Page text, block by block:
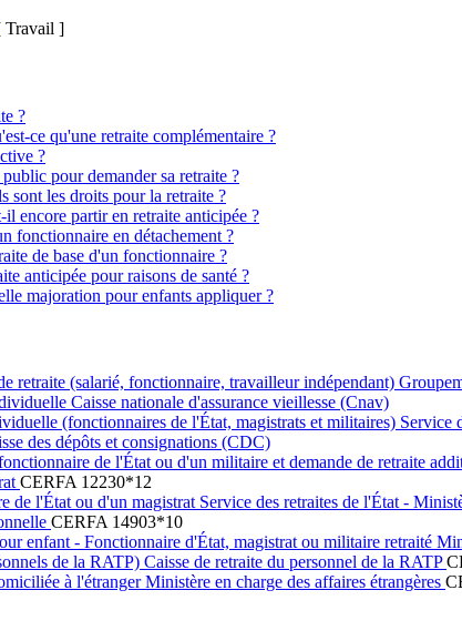
Travail ]
?
ce qu'une retraite complémentaire ?
?
pour demander sa retraite ?
sont les droits pour la retraite ?
encore partir en retraite anticipée ?
fonctionnaire en détachement ?
de base d'un fonctionnaire ?
anticipée pour raisons de santé ?
majoration pour enfants appliquer ?
retraite (salarié, fonctionnaire, travailleur indépendant)
Caisse nationale d'assurance vieillesse (Cnav)
(fonctionnaires de l'État, magistrats et militaires) Service
des dépôts et consignations (CDC)
de l'État ou d'un militaire et demande de retraite
CERFA 12230*12
de l'État ou d'un magistrat Service des retraites de l'État -
CERFA 14903*10
enfant - Fonctionnaire d'État, magistrat ou militaire retraité
de la RATP) Caisse de retraite du personnel de la RATP
à l'étranger Ministère en charge des affaires étrangères